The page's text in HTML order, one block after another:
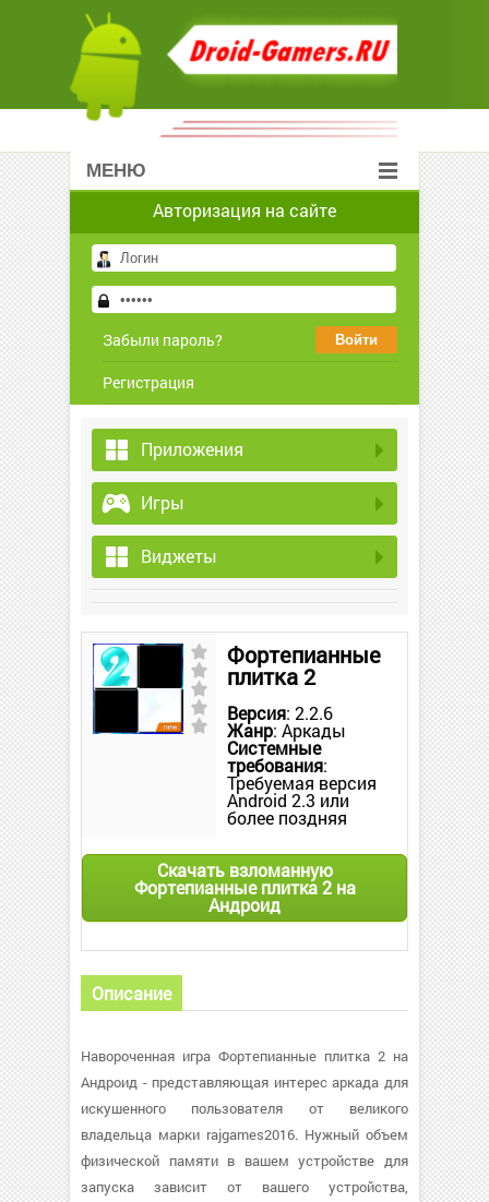
МЕНЮ
Авторизация на сайте
Забыли пароль?
Регистрация
Приложения
Игры
Виджеты
Фортепианные
плитка 2
Версия: 2.2.6
Жанр: Аркады
Системные
требования:
Требуемая версия
Android 2.3 или
более поздняя
Скачать взломанную
Фортепианные плитка 2 на
Андроид
Описание
Навороченная игра Фортепианные плитка 2 на
Андроид - представляющая интерес аркада для
искушенного пользователя от великого
владельца марки rajgames2016. Нужный объем
физической памяти в вашем устройстве для
запуска зависит от вашего устройства,